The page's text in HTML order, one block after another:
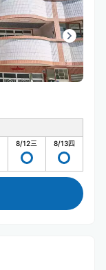
8/12三 8/13四